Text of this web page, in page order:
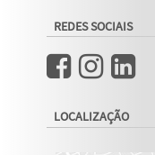
REDES SOCIAIS
LOCALIZAÇÃO